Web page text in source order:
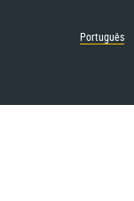
Português